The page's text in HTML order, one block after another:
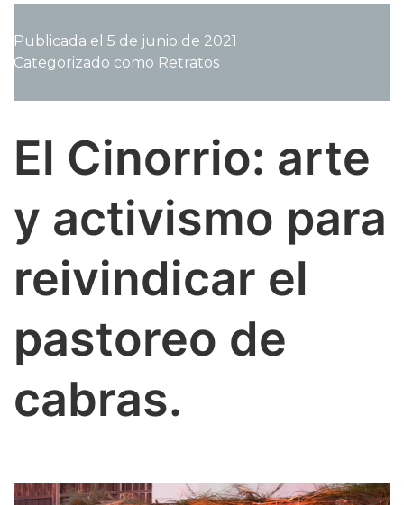
jardines:
convertir
La
en
Reserva
Biosfera.
Publicada el 5 de junio de 2021
Categorizado como Retratos
El Cinorrio: arte
y activismo para
reivindicar el
pastoreo de
cabras.